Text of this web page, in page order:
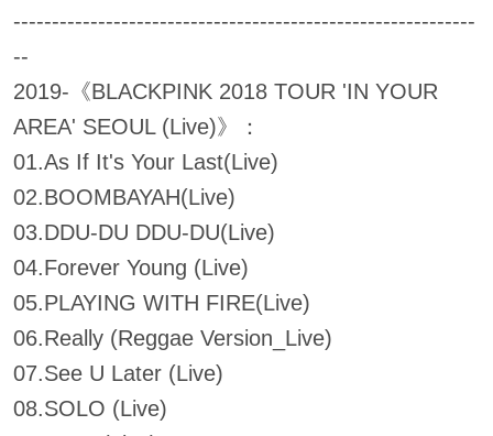
------------------------------------------------------------
--
2019-《BLACKPINK 2018 TOUR 'IN YOUR
AREA' SEOUL (Live)》：
01.As If It's Your Last(Live)
02.BOOMBAYAH(Live)
03.DDU-DU DDU-DU(Live)
04.Forever Young (Live)
05.PLAYING WITH FIRE(Live)
06.Really (Reggae Version_Live)
07.See U Later (Live)
08.SOLO (Live)